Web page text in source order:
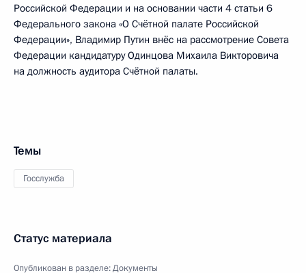
Российской Федерации и на основании части 4 статьи 6
Федерального закона «О Счётной палате Российской
Федерации», Владимир Путин внёс на рассмотрение Совета
Федерации кандидатуру Одинцова Михаила Викторовича
на должность аудитора Счётной палаты.
Темы
Госслужба
Статус материала
Опубликован в разделе:Документы